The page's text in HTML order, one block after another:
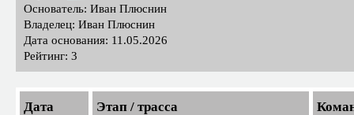
Основатель: Иван Плюснин
Владелец: Иван Плюснин
Дата основания: 11.05.2026
Рейтинг: 3
Дата Этап / трасса